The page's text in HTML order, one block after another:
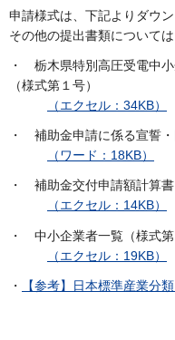
申請様式は、下記よりダウ
その他の提出書類について
・ 栃木県特別高圧受電中
（様式第１号）
（エクセル：34KB）
・ 補助金申請に係る宣誓・
（ワード：18KB）
・ 補助金交付申請額計算書
（エクセル：14KB）
・ 中小企業者一覧（様式
（エクセル：19KB）
・ 【参考】日本標準産業分